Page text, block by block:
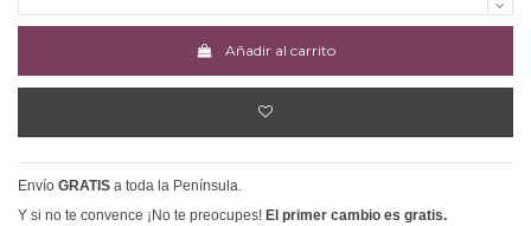
Añadir al carrito
Envío GRATIS a toda la Península.
Y si no te convence ¡No te preocupes! El primer cambio es gratis.